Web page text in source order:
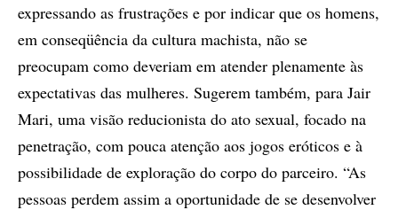
expressando as frustrações e por indicar que os homens,
em conseqüência da cultura machista, não se
preocupam como deveriam em atender plenamente às
expectativas das mulheres. Sugerem também, para Jair
Mari, uma visão reducionista do ato sexual, focado na
penetração, com pouca atenção aos jogos eróticos e à
possibilidade de exploração do corpo do parceiro. “As
pessoas perdem assim a oportunidade de se desenvolver